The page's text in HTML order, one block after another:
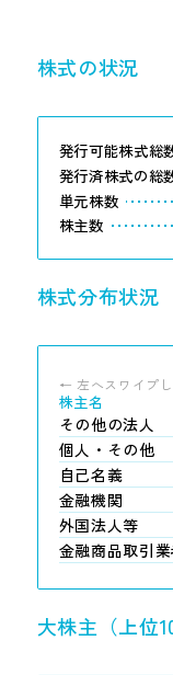
株式の状況
発行可能株式総
発行済株式の総
単元株数
株主数
株式分布状況
株主名
その他の法人
個人・その他
自己名義
金融機関
外国法人等
金融商品取引業
大株主（上位